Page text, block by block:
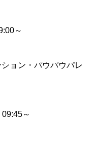
～
ョン・パウパウパレ
～